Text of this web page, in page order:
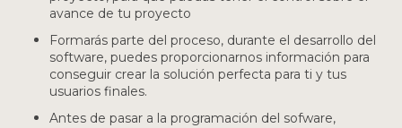
avance de tu proyecto
Formarás parte del proceso, durante el desarrollo del
software, puedes proporcionarnos información para
conseguir crear la solución perfecta para ti y tus
usuarios finales.
Antes de pasar a la programación del sofware,